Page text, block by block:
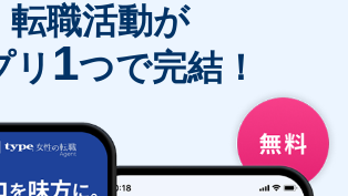
転職活動が
リ 1つで完結！